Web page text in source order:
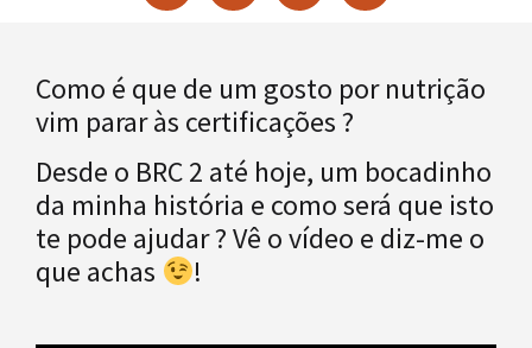
Como é que de um gosto por nutrição
vim parar às certificações ?
Desde o BRC 2 até hoje, um bocadinho
da minha história e como será que isto
te pode ajudar ? Vê o vídeo e diz-me o
que achas
!